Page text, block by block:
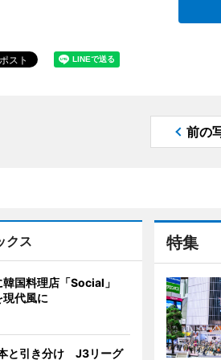
前の
特集
クス
韓国料理店「Social」
代風に
と引き分け J3リーグ